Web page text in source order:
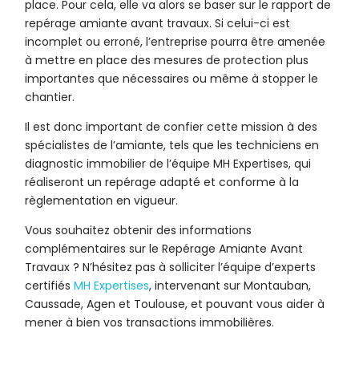
place. Pour cela, elle va alors se baser sur le rapport de
repérage amiante avant travaux. Si celui-ci est
incomplet ou erroné, l’entreprise pourra être amenée
à mettre en place des mesures de protection plus
importantes que nécessaires ou même à stopper le
chantier.
Il est donc important de confier cette mission à des
spécialistes de l’amiante, tels que les techniciens en
diagnostic immobilier de l’équipe MH Expertises, qui
réaliseront un repérage adapté et conforme à la
règlementation en vigueur.
Vous souhaitez obtenir des informations
complémentaires sur le Repérage Amiante Avant
Travaux ? N’hésitez pas à solliciter l’équipe d’experts
certifiésMH Expertises, intervenant sur Montauban,
Caussade, Agen et Toulouse, et pouvant vous aider à
mener à bien vos transactions immobilières.